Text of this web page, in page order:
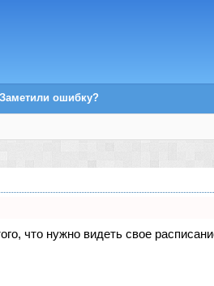
Заметили ошибку?
что нужно видеть свое